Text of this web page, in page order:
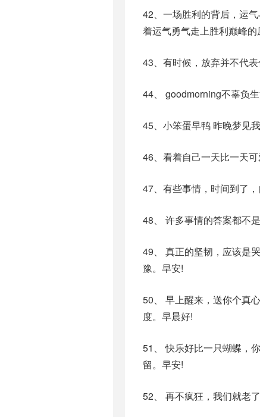
42、一场胜利的背后，运
着运气勇气走上胜利巅峰
43、有时候，放弃并不代
44、 goodmorning不辜负生
45、小笨蛋早鸭 昨晚梦见我
46、看着自己一天比一天可
47、有些事情，时间到了
48、 许多事情的答案都不
49、 真正的坚韧，应该是
豫。早安!
50、 早上醒来，送你个真
度。早晨好!
51、 快乐好比一只蝴蝶，
留。早安!
52、 再不疯狂，我们就老了